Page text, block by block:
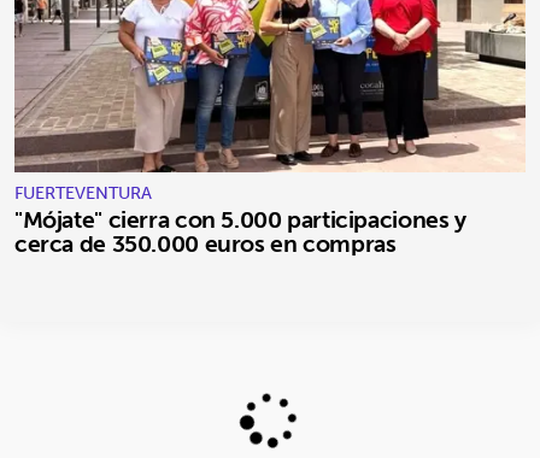
FUERTEVENTURA
"Mójate" cierra con 5.000 participaciones y
cerca de 350.000 euros en compras